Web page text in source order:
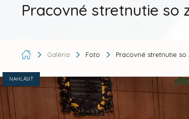
Pracovné stretnutie so
Galéria Foto Pracovné stretnutie so
NAHLÁSIŤ